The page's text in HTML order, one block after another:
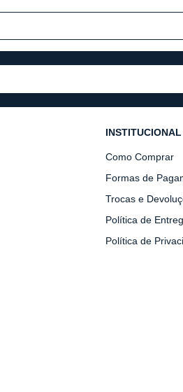
INSTITUCIONAL
Como Comprar
Formas de
Trocas e
Política de
Política de